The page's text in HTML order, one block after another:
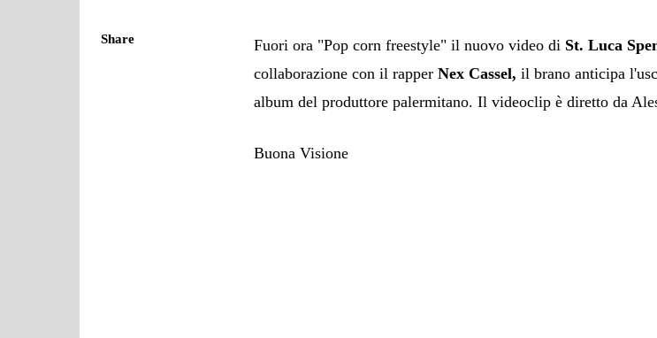
Share Fuori ora "Pop corn freestyle" il nuovo video di St. Luca
collaborazione con il rapper Nex Cassel,il brano anticipa
album del produttore palermitano. Il videoclip è diretto da
Buona Visione